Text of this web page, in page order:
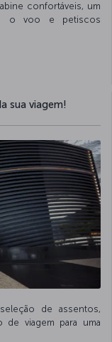
confortáveis, um
o voo e petiscos
sua viagem!
de assentos,
de viagem para uma